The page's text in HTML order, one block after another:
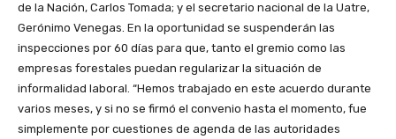
de la Nación, Carlos Tomada; y el secretario nacional de la Uatre,
Gerónimo Venegas. En la oportunidad se suspenderán las
inspecciones por 60 días para que, tanto el gremio como las
empresas forestales puedan regularizar la situación de
informalidad laboral. “Hemos trabajado en este acuerdo durante
varios meses, y si no se firmó el convenio hasta el momento, fue
simplemente por cuestiones de agenda de las autoridades